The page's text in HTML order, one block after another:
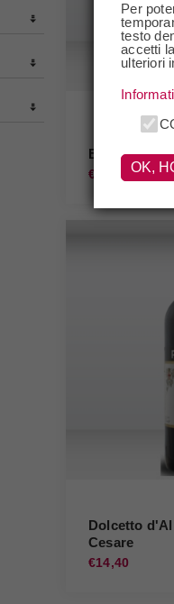
Barbaresco
€61,90
Dolcetto
Cesare
€14,40
Per
testo
accetti
ulteriori
OK,